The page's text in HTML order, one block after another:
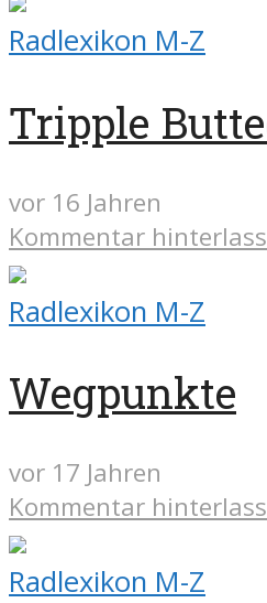
Radlexikon M-Z
Tripple
vor 16 Jahren
Kommentar
Radlexikon M-Z
Wegpunkte
vor 17 Jahren
Kommentar
Radlexikon M-Z